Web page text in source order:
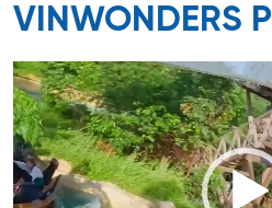
VINWONDERS
Trình
chơi
Video